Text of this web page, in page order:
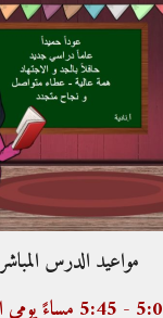
مواعيد الدرس المباشر